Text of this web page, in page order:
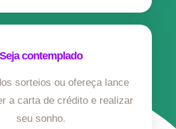
Seja contemplado
sorteios ou ofereça lance
a carta de crédito e realizar
seu sonho.